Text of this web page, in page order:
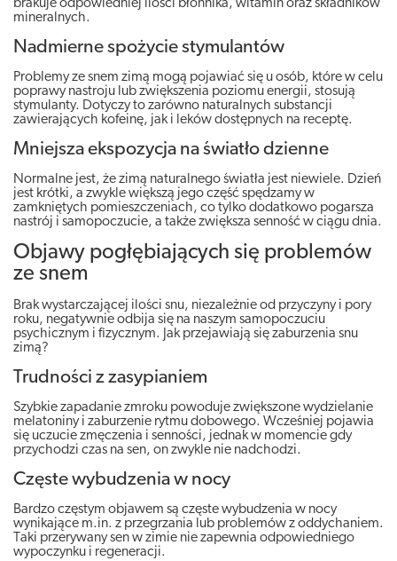
brakuje odpowiedniej ilości błonnika, witamin oraz składników
mineralnych.
Nadmierne spożycie stymulantów
Problemy ze snem zimą mogą pojawiać się u osób, które w celu
poprawy nastroju lub zwiększenia poziomu energii, stosują
stymulanty. Dotyczy to zarówno naturalnych substancji
zawierających kofeinę, jak i leków dostępnych na receptę.
Mniejsza ekspozycja na światło dzienne
Normalne jest, że zimą naturalnego światła jest niewiele. Dzień
jest krótki, a zwykle większą jego część spędzamy w
zamkniętych pomieszczeniach, co tylko dodatkowo pogarsza
nastrój i samopoczucie, a także zwiększa senność w ciągu dnia.
Objawy pogłębiających się problemów
ze snem
Brak wystarczającej ilości snu, niezależnie od przyczyny i pory
roku, negatywnie odbija się na naszym samopoczuciu
psychicznym i fizycznym. Jak przejawiają się zaburzenia snu
zimą?
Trudności z zasypianiem
Szybkie zapadanie zmroku powoduje zwiększone wydzielanie
melatoniny i zaburzenie rytmu dobowego. Wcześniej pojawia
się uczucie zmęczenia i senności, jednak w momencie gdy
przychodzi czas na sen, on zwykle nie nadchodzi.
Częste wybudzenia w nocy
Bardzo częstym objawem są częste wybudzenia w nocy
wynikające m.in. z przegrzania lub problemów z oddychaniem.
Taki przerywany sen w zimie nie zapewnia odpowiedniego
wypoczynku i regeneracji.